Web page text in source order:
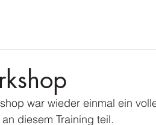
war wieder einmal ein
diesem Training teil.